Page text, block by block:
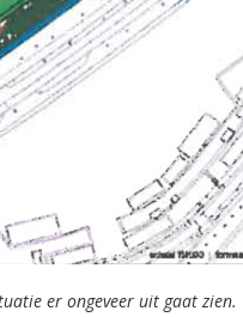
er ongeveer uit gaat zien.